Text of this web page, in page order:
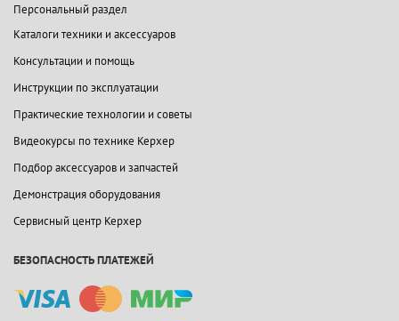
Персональный раздел
Каталоги техники и аксессуаров
Консультации и помощь
Инструкции по эксплуатации
Практические технологии и советы
Видеокурсы по технике Керхер
Подбор аксессуаров и запчастей
Демонстрация оборудования
Сервисный центр Керхер
БЕЗОПАСНОСТЬ ПЛАТЕЖЕЙ